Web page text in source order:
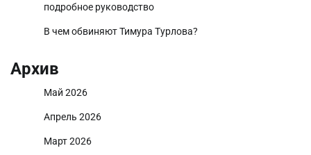
подробное руководство
В чем обвиняют Тимура Турлова?
Архив
Май 2026
Апрель 2026
Март 2026